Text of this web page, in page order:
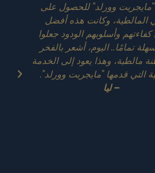
وورلد" للحصول على
المالطية، وكانت هذه أفضل
كفاءتهم وأسلوبهم الودود جعلوا
تمامًا.. اليوم، أشعر بالفخر
مالطية، وهذا يعود إلى الخدمة
التي قدمها "مايجريت وورلد".
– ليا